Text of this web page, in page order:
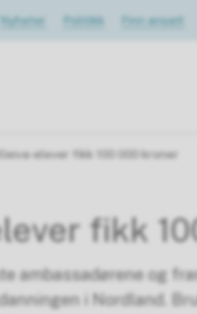
Nyheter Politikk Finn ansatt
elever fikk 100 000 kroner
fikk
ambassadørene og
i Nordland.